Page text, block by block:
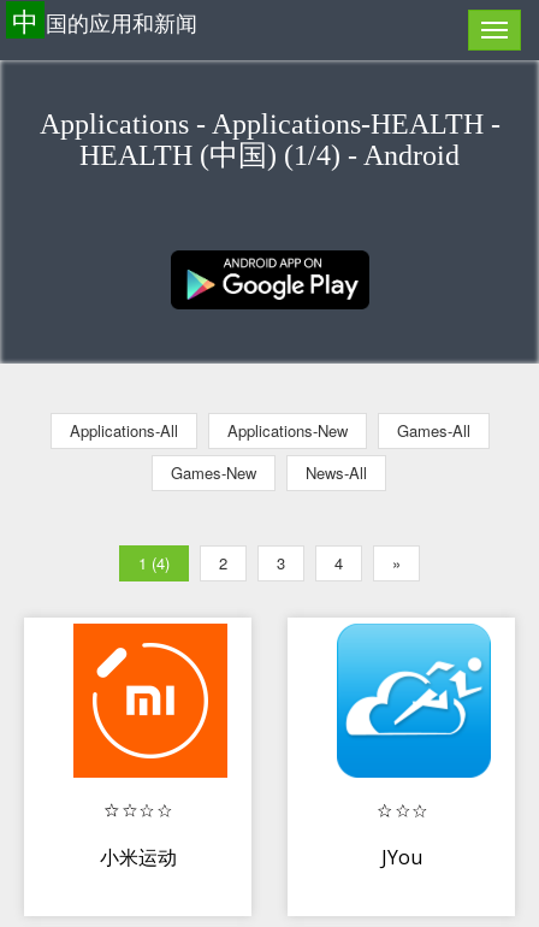
中 国的应用和新闻
Applications - Applications-HEALTH -
HEALTH (中国) (1/4) - Android
Applications-All Applications-New
Games-All
Games-New
News-All
1 (4) 2 3 4 »
小米运动 JYou